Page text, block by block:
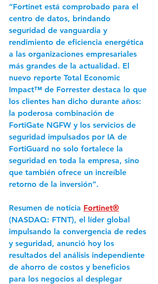
“Fortinet está comprobado para el
centro de datos, brindando
seguridad de vanguardia y
rendimiento de eficiencia energética
a las organizaciones empresariales
más grandes de la actualidad. El
nuevo reporte Total Economic
Impact™ de Forrester destaca lo que
los clientes han dicho durante años:
la poderosa combinación de
FortiGate NGFW y los servicios de
seguridad impulsados por IA de
FortiGuard no solo fortalece la
seguridad en toda la empresa, sino
que también ofrece un increíble
retorno de la inversión”.
Resumen de noticia Fortinet®
(NASDAQ: FTNT), el líder global
impulsando la convergencia de redes
y seguridad, anunció hoy los
resultados del análisis independiente
de ahorro de costos y beneficios
para los negocios al desplegar